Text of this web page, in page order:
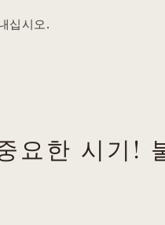
십시오.
요한 시기!